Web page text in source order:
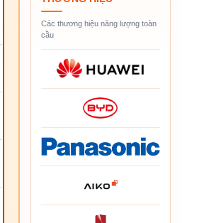
Các thương hiệu năng lượng toàn
cầu